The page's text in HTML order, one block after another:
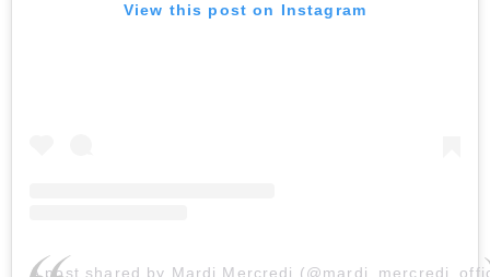
View this post on Instagram
A post shared by Mardi Mercredi